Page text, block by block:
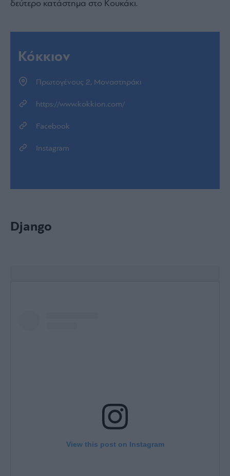
δεύτερο κατάστημα στο Κουκάκι.
Κόκκιον
Πρωτογένους 2, Μοναστηράκι
https://www.kokkion.com/
Facebook
Instagram
Django
View this post on Instagram